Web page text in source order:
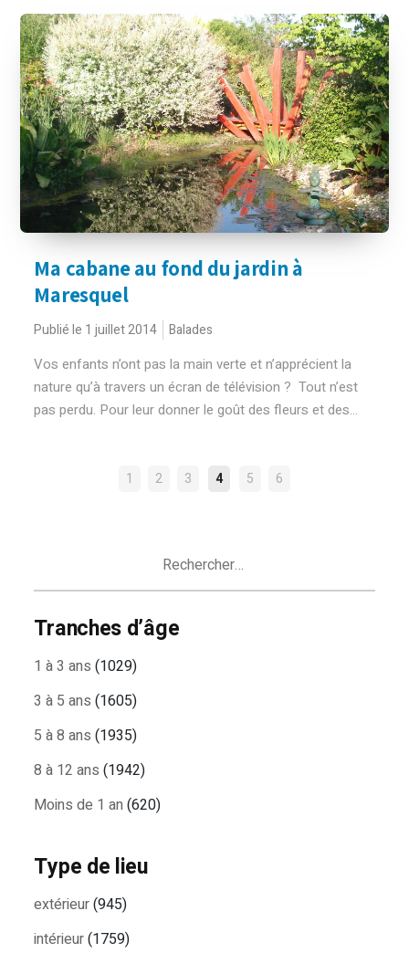
Ma cabane au fond du jardin à
Maresquel
Publié le 1 juillet 2014 Balades
Vos enfants n’ont pas la main verte et n’apprécient la
nature qu’à travers un écran de télévision ? Tout n’est
pas perdu. Pour leur donner le goût des fleurs et des...
NAVIGATION
1 2 3 4 5 6
Tranches d’âge
1 à 3 ans (1029)
3 à 5 ans (1605)
5 à 8 ans (1935)
8 à 12 ans (1942)
Moins de 1 an (620)
Type de lieu
extérieur(945)
intérieur(1759)